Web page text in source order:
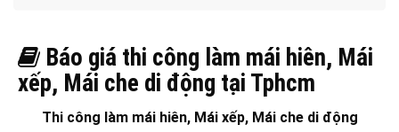
Báo giá thi công làm mái hiên, Mái
xếp, Mái che di động tại Tphcm
Thi công làm mái hiên, Mái xếp, Mái che di động